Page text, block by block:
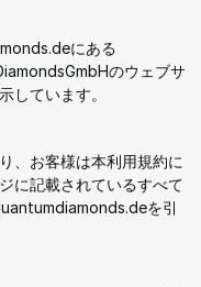
にある
のウェブサ
しています。
、お客様は本利用規約に
に記載されているすべて
を引